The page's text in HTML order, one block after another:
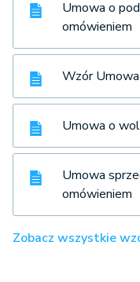
Umowa o
omówieniem
Wzór
Umowa o
Umowa
omówieniem
Zobacz wszystkie